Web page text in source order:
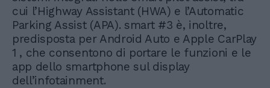
cui l’Highway Assistant (HWA) e l’Automatic
Parking Assist (APA). smart #3 è, inoltre,
predisposta per Android Auto e Apple CarPlay
1 , che consentono di portare le funzioni e le
app dello smartphone sul display
dell’infotainment.